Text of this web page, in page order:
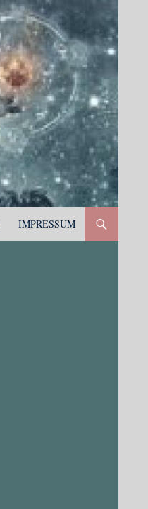
IMPRESSUM